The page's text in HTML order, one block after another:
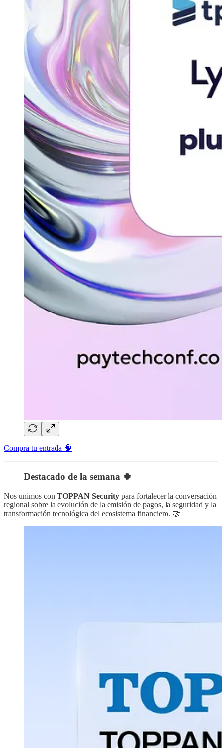
Compra tu entrada 🧠
Destacado de la semana 🍀
Nos unimos con TOPPAN Security para fortalecer la conversación
regional sobre la evolución de la emisión de pagos, la seguridad y la
transformación tecnológica del ecosistema financiero. 🤝